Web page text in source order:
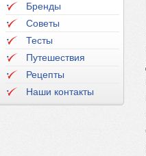
Бренды
Советы
Тесты
Путешествия
Рецепты
Наши контакты